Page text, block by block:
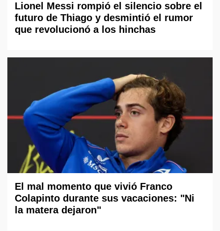
Lionel Messi rompió el silencio sobre el
futuro de Thiago y desmintió el rumor
que revolucionó a los hinchas
El mal momento que vivió Franco
Colapinto durante sus vacaciones: "Ni
la matera dejaron"